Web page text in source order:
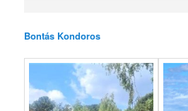
Bontás Kondoros